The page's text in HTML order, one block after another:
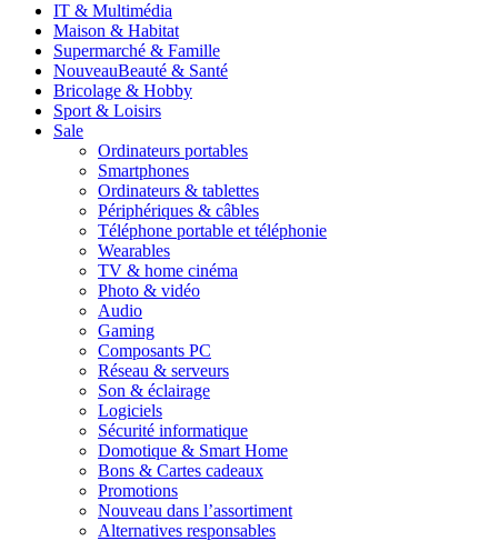
IT & Multimédia
Maison & Habitat
Supermarché & Famille
NouveauBeauté & Santé
Bricolage & Hobby
Sport & Loisirs
Sale
Ordinateurs portables
Smartphones
Ordinateurs & tablettes
Périphériques & câbles
Téléphone portable et téléphonie
Wearables
TV & home cinéma
Photo & vidéo
Audio
Gaming
Composants PC
Réseau & serveurs
Son & éclairage
Logiciels
Sécurité informatique
Domotique & Smart Home
Bons & Cartes cadeaux
Promotions
Nouveau dans l’assortiment
Alternatives responsables